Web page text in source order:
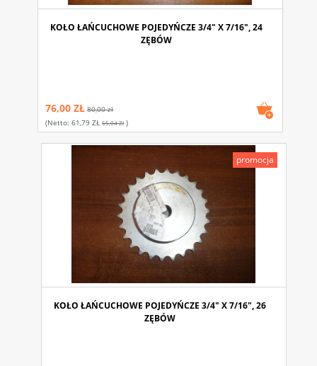
KOŁO ŁAŃCUCHOWE POJEDYŃCZE 3/4" X 7/16", 24
ZĘBÓW
76,00 ZŁ 80,00 zł
(netto:61,79 ZŁ 65,04 Zł)
KOŁO ŁAŃCUCHOWE POJEDYŃCZE 3/4" X 7/16", 26
ZĘBÓW
promocja